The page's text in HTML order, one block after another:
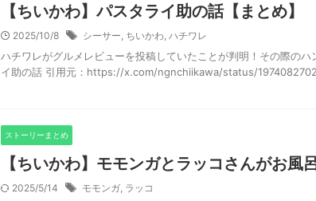
【ちいかわ】パスタライ助の話【まとめ】
2025/10/8 シーサー, ちいかわ, ハチワレ
ハチワレがグルメレビューを投稿していたことが判明！その際の
イ助の話 引用元：https://x.com/ngnchiikawa/status/
ストーリーまとめ
【ちいかわ】モモンガとラッコさんがお風
2025/5/14 モモンガ, ラッコ